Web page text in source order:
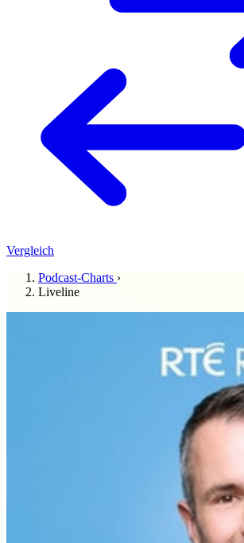
Vergleich
Podcast-Charts ›
Liveline